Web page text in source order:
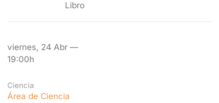
Libro
viernes, 24 Abr —
19:00h
Ciencia
Área de Ciencia